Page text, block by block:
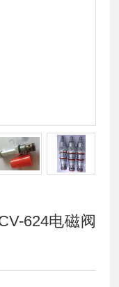
624电磁阀